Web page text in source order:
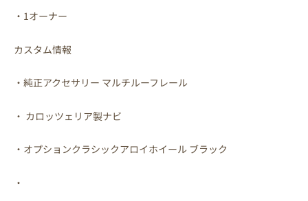
・1オーナー
カスタム情報
・純正アクセサリー マルチルーフレール
・ カロッツェリア製ナビ
・オプションクラシックアロイホイール ブラック
・